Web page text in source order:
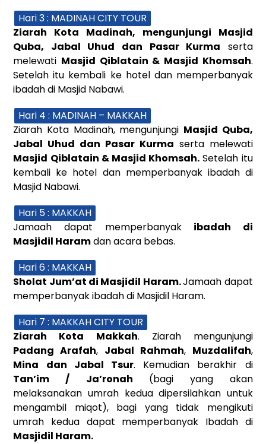
Hari 3 : MADINAH CITY TOUR
Ziarah Kota Madinah, mengunjungi Masjid
Quba, Jabal Uhud dan Pasar Kurma serta
melewati Masjid Qiblatain & Masjid Khomsah.
Setelah itu kembali ke hotel dan memperbanyak
ibadah di Masjid Nabawi.
Hari 4 : MADINAH – MAKKAH
Ziarah Kota Madinah, mengunjungi Masjid Quba,
Jabal Uhud dan Pasar Kurma serta melewati
Masjid Qiblatain & Masjid Khomsah. Setelah itu
kembali ke hotel dan memperbanyak ibadah di
Masjid Nabawi.
Hari 5 : MAKKAH
Jamaah dapat memperbanyak ibadah di
Masjidil Haramdan acara bebas.
Hari 6 : MAKKAH
Sholat Jum’at di Masjidil Haram.Jamaah dapat
memperbanyak ibadah di Masjidil Haram.
Hari 7 : MAKKAH CITY TOUR
Ziarah Kota Makkah. Ziarah mengunjungi
Padang Arafah, Jabal Rahmah, Muzdalifah,
Mina dan Jabal Tsur. Kemudian berakhir di
Tan’im /
Ja’ronah (bagi yang akan
melaksanakan umrah kedua dipersilahkan untuk
mengambil miqot), bagi yang tidak mengikuti
umrah kedua dapat memperbanyak Ibadah di
Masjidil Haram.